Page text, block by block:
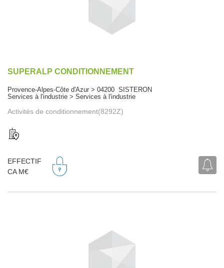
SUPERALP CONDITIONNEMENT
Provence-Alpes-Côte d'Azur > 04200 SISTERON
Services à l'industrie > Services à l'industrie
Activités de conditionnement(8292Z)
EFFECTIF
CA M€